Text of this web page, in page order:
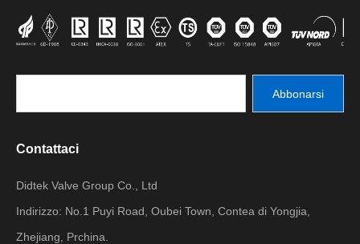
Abbonarsi
Contattaci
Didtek Valve Group Co., Ltd
Indirizzo: No.1 Puyi Road, Oubei Town, Contea di Yongjia,
Zhejiang, Prchina.